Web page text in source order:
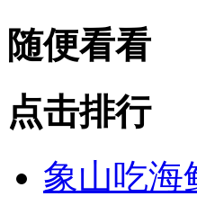
随便看看
点击排行
象山吃海